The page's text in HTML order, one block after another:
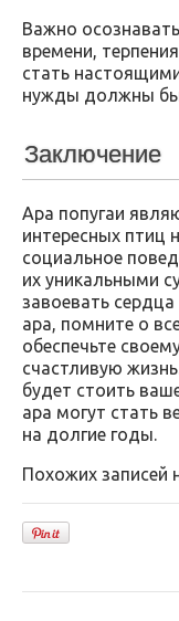
Важно
времени,
стать
нужды должны
Заключение
Ара попугаи
интересных птиц
социальное
их уникальными
завоевать
ара, помните о
обеспечьте
счастливую
будет стоить
ара могут стать
на долгие годы.
Похожих записей